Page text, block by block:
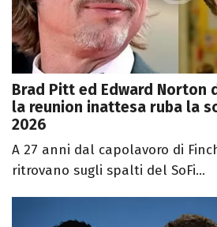
Brad Pitt ed Edward Norton
la reunion inattesa ruba la
2026
A 27 anni dal capolavoro di
ritrovano sugli spalti del SoFi...